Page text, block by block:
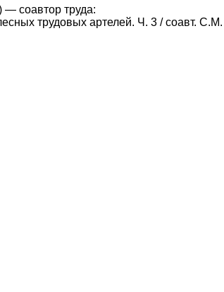
соавтор труда:
трудовых артелей. Ч. 3 / соавт.